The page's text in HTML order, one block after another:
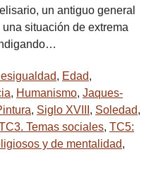
un antiguo general
una situación de extrema
, Edad,
, Humanismo, Jaques-
, Siglo XVIII , Soledad,
Temas sociales, TC5:
y de mentalidad,